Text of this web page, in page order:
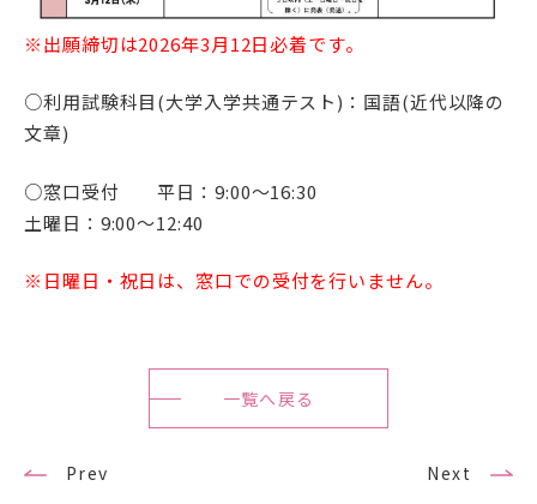
アクセス サイトマップ
情報公開Ⅰ 情報公開Ⅱ
附属幼稚園・保育園サイ
ト
プライバシーポリシー
follow us
※出願締切は2026年3月12日必着です。
○利用試験科目(大学入学共通テスト)：国語(近代以降の
文章)
○窓口受付 平日：9:00～16:30
土曜日：9:00～12:40
※日曜日・祝日は、窓口での受付を行いません。
Prev
一覧へ戻る
Next